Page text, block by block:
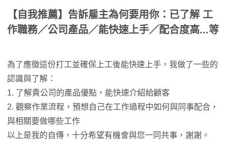
【自我推薦】告訴雇主為何要用你：已了解 工
作職務／公司產品／能快速上手／配合度高...等
為了應徵這份打工並確保上工後能快速上手，我做了一些的
認識與了解：
1. 了解貴公司的產品優點，能快速介紹給顧客
2. 觀察作業流程，預想自己在工作過程中如何與同事配合，
與相關要做哪些工作
以上是我的自傳，十分希望有機會與您一同共事，謝謝。